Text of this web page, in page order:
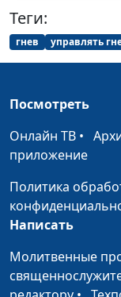
Как сохранить
Как научиться
зрелость. Зачем
нужна?
Теги:
гнев управлять
Посмотреть
Онлайн ТВ •
приложение
Политика
Написать
Молитвенные